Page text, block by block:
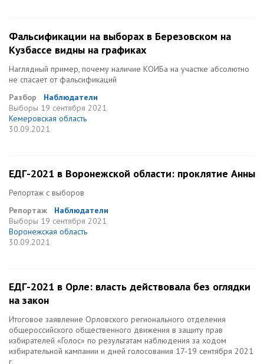
Фальсификации на выборах в Березовском на
Кузбассе видны на графиках
Наглядный пример, почему наличие КОИБа на участке абсолютно
не спасает от фальсификаций
Разбор
Наблюдатели
Выборы 19 сентября 2021
Кемеровская область
30.09.2021
ЕДГ-2021 в Воронежской области: проклятие Анны
Репортаж с выборов
Репортаж
Наблюдатели
Выборы 19 сентября 2021
Воронежская область
30.09.2021
ЕДГ-2021 в Орле: власть действовала без оглядки
на закон
Итоговое заявление Орловского регионального отделения
общероссийского общественного движения в защиту прав
избирателей «Голос» по результатам наблюдения за ходом
избирательной кампании и дней голосования 17-19 сентября 2021
г.